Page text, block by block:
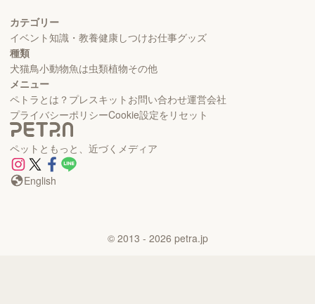
カテゴリー
イベント知識・教養健康しつけお仕事グッズ
種類
犬猫鳥小動物魚は虫類植物その他
メニュー
ペトラとは？ プレスキット お問い合わせ運営会社
プライバシーポリシーCookie設定をリセット
ペットともっと、近づくメディア
English
© 2013 - 2026 petra.jp